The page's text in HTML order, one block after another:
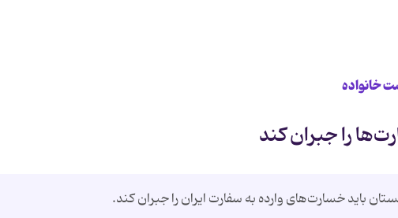
خانواده
را جبران کند
باید خسارت‌های وارده به سفارت ایران را جبران کند.